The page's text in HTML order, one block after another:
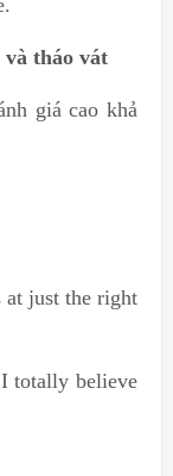
tháo vát
giá cao khả
just the right
totally believe